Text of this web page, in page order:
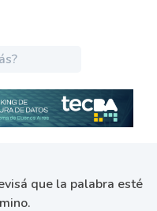
que la palabra esté